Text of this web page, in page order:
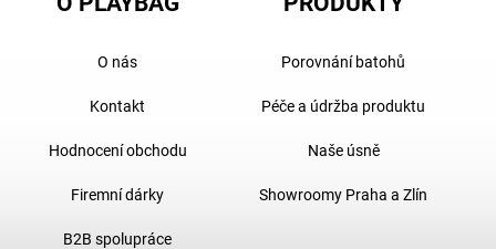
O nás
Kontakt
Hodnocení obchodu
Firemní dárky
B2B spolupráce
Porovnání batohů
Péče a údržba produktu
Naše úsně
Showroomy Praha a Zlín